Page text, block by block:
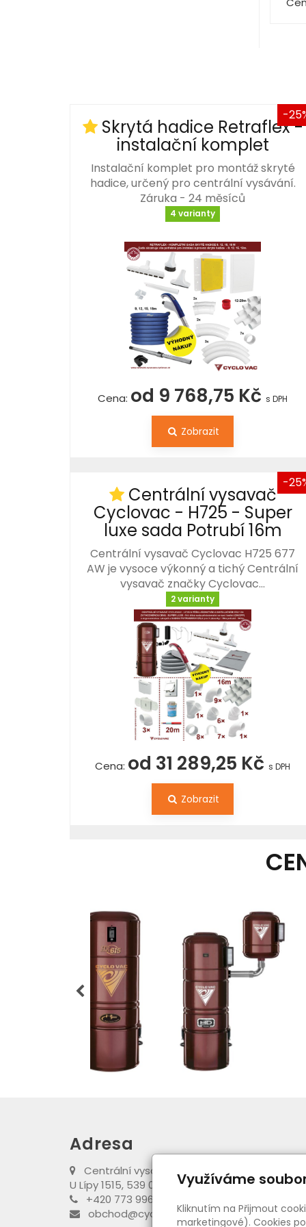
-
Skrytá hadice Retraflex -
instalační komplet
Instalační komplet pro montáž skryté
hadice, určený pro centrální vysávání.
Záruka - 24 měsíců
4 varianty
Cena: od 9 768,75 Kč s DPH
Zobrazit
-
Centrální vysavač
Cyclovac - H725 - Super
luxe sada Potrubí 16m
Centrální vysavač Cyclovac H725 677
AW je vysoce výkonný a tichý Centrální
vysavač značky Cyclovac…
2 varianty
Cena: od 31 289,25 Kč s DPH
Zobrazit
Adresa
Centrální vysavače Cyclovac
U Lípy 1515, 539 01 Hlinsko
+420 773 996 089
obchod@cyclovac-obchod.cz
Využíváme
Kliknutím na Přijmout
marketingové). Cookies